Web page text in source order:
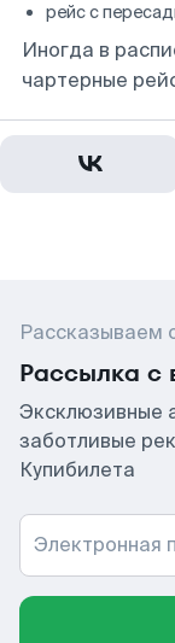
рейс с
Иногда в
чартерные
Рассказываем
Рассылка с
Эксклюзивные
заботливые
Купибилета
Электронная